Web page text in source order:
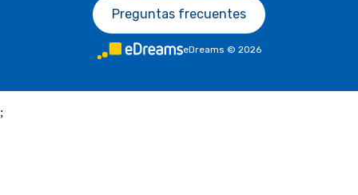
Preguntas frecuentes
eDreams © 2026
;